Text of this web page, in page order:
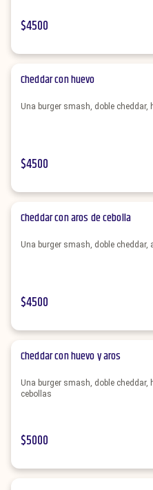
$4500
Cheddar con huevo
Una burger smash, doble cheddar,
$4500
Cheddar con aros de cebolla
Una burger smash, doble cheddar,
$4500
Cheddar con huevo y aros
Una burger smash, doble cheddar,
cebollas
$5000